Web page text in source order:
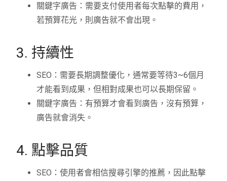
關鍵字廣告：需要支付使用者每次點擊的費用，
若預算花光，則廣告就不會出現。
3. 持續性
SEO：需要長期調整優化，通常要等待3~6個月
才能看到成果，但相對成果也可以長期保留。
關鍵字廣告：有預算才會看到廣告，沒有預算，
廣告就會消失。
4. 點擊品質
SEO：使用者會相信搜尋引擎的推薦，因此點擊